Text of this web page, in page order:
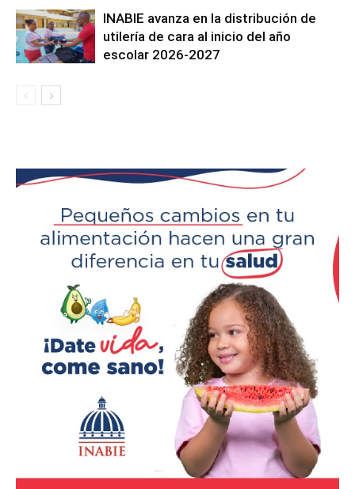
INABIE avanza en la distribución de
utilería de cara al inicio del año
escolar 2026-2027